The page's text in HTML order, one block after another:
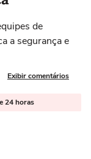
de
a segurança e
Exibir comentários
24 horas